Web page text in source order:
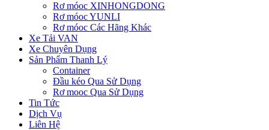
Rơ móoc XINHONGDONG
Rơ móoc YUNLI
Rơ móoc Các Hãng Khác
Xe Tải VAN
Xe Chuyên Dụng
Sản Phẩm Thanh Lý
Container
Đầu kéo Qua Sử Dụng
Rơ mooc Qua Sử Dụng
Tin Tức
Dịch Vụ
Liên Hệ